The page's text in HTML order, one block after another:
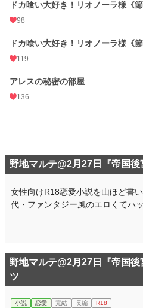
ドカ喰い大好き！リオノーラ様
98
ドカ喰い大好き！リオノーラ様《
119
アレスの秘密の部屋
136
野地マルテ@2月27日『帝国
女性向けR18恋愛小説を山ほど書
代・ファンタジー風のエロくてハ
野地マルテ@2月27日『帝国
ツ
小説 恋愛 完結 長編 R18